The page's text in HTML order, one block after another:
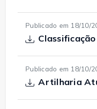
Publicado em 18/10/
Publicado em 18/10/
Artilharia